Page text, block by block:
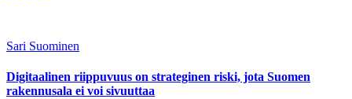
Sari Suominen
Digitaalinen riippuvuus on strateginen riski, jota Suomen
rakennusala ei voi sivuuttaa